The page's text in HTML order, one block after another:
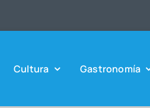
Cul­tu­ra Gas­tro­no­mía